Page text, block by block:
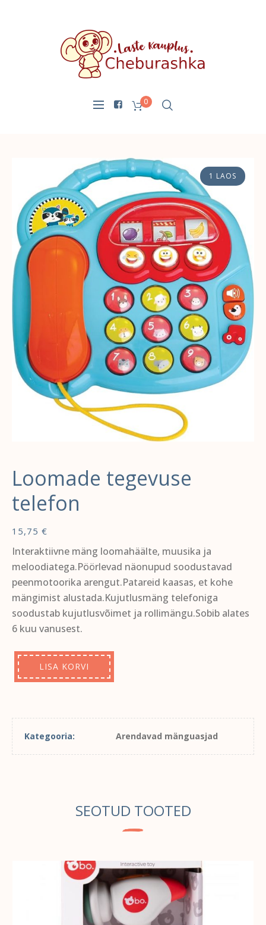
0
1 LAOS
Loomade tegevuse
telefon
15,75 €
Interaktiivne mäng loomahäälte, muusika ja
meloodiatega.Pöörlevad näonupud soodustavad
peenmotoorika arengut.Patareid kaasas, et kohe
mängimist alustada.Kujutlusmäng telefoniga
soodustab kujutlusvõimet ja rollimängu.Sobib alates
6 kuu vanusest.
LISA KORVI
Kategooria: Arendavad mänguasjad
SEOTUD TOOTED